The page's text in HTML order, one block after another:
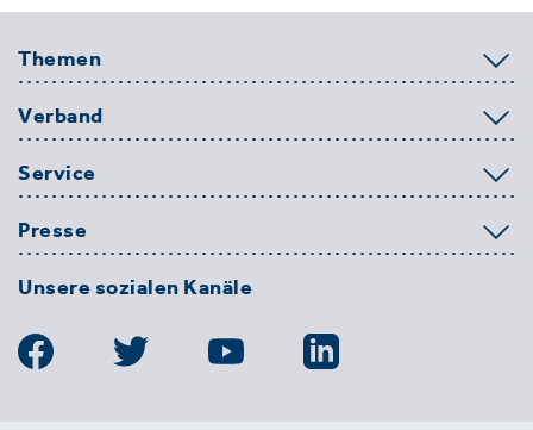
Themen
Verband
Service
Presse
Unsere sozialen Kanäle